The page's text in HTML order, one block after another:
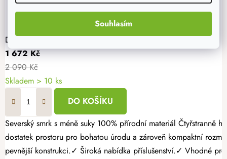
Souhlasím
Dřevěný vyvýšený záhon 120 x 60 x 60 cm
1 672 Kč
2 090 Kč
Skladem > 10 ks
DO KOŠÍKU
Severský smrk s méně suky 100% přírodní materiál Čtyřstranně hoblovaný masiv Pěstujte vlastní zeleninu, bylinky nebo jahody jednoduše a s radostí. Dřevěný vyvýšený záhon 120 × 60 × 60 cm nabízí
dostatek prostoru pro bohatou úrodu a zároveň kompaktní
pevnější konstrukci.✓ Široká nabídka příslušenství.✓ Vhodné